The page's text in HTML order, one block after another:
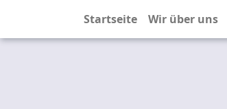
Startseite Wir über uns